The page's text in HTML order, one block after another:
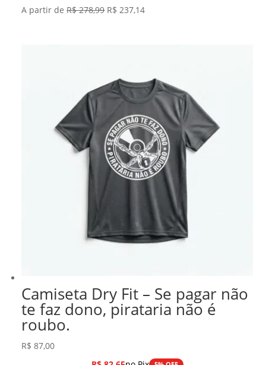
A partir deR$278,99 O
R$ 237,14O
Camiseta Dry Fit – Se pagar não
te faz dono, pirataria não é
roubo.
R$ 87,00